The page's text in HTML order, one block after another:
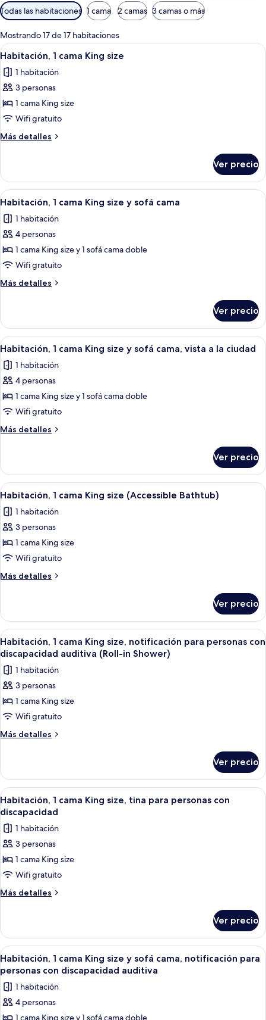
Filtros
disponibles
para
las
habitaciones
Todas las habitaciones 1 cama 2 camas 3 camas o más
Mostrando 17 de 17 habitaciones
Abrir
todas
las
fotos
de
Habitación,
1
cama
size
Una habitación de hotel con cama,
7
Habitación, 1 cama King size
1 habitación
3 personas
1 cama King size
Wifi gratuito
Más detalles
Más
1
cama
King
Ver precio
Abrir
todas
las
fotos
de
Habitación,
1
cama
size
sofá
cama
Una habitación de hotel con cama,
8
Habitación, 1 cama King size y sofá cama
1 habitación
4 personas
1 cama King size y 1 sofá cama doble
Wifi gratuito
Más detalles
Más
1
cama
King
y
sofá
Ver precio
Abrir
todas
las
fotos
de
Habitación,
1
cama
size
sofá
cama,
vista
a
la
ciudad
Habitación de hotel con una cama
7
Habitación, 1 cama King size y sofá cama, vista a la ciudad
1 habitación
4 personas
1 cama King size y 1 sofá cama doble
Wifi gratuito
Más detalles
Más
1
cama
King
y
sofá
vista
a
ciudad
Ver precio
Abrir
todas
las
fotos
de
Habitación,
1
cama
size
(Accessible
Bathtub)
Una habitación de hotel con cama,
7
Habitación, 1 cama King size (Accessible Bathtub)
1 habitación
3 personas
1 cama King size
Wifi gratuito
Más detalles
Más
1
cama
King
size
(Accessible
Bathtub)
Ver precio
Abrir
todas
las
fotos
de
Habitación,
1
cama
notificación
para
personas
con
discapacidad
auditiva
(Roll-
in
Shower)
Una habitación de hotel con cama,
7
Habitación, 1 cama King size, notificación para personas con
discapacidad auditiva (Roll-in Shower)
1 habitación
3 personas
1 cama King size
Wifi gratuito
Más detalles
Más
1
cama
King
size,
notificación
para
personas
discapacidad
auditiva
in
Ver precio
Abrir
todas
las
fotos
de
Habitación,
1
cama
tina
para
personas
con
discapacidad
Una habitación de hotel con cama,
7
Habitación, 1 cama King size, tina para personas con
discapacidad
1 habitación
3 personas
1 cama King size
Wifi gratuito
Más detalles
Más
1
cama
King
size,
tina
para
personas
Ver precio
Abrir
todas
las
fotos
de
Una habitación de hotel con cama,
8
Habitación, 1 cama King size y sofá cama, notificación para
personas con discapacidad auditiva
1 habitación
4 personas
1 cama King size y 1 sofá cama doble